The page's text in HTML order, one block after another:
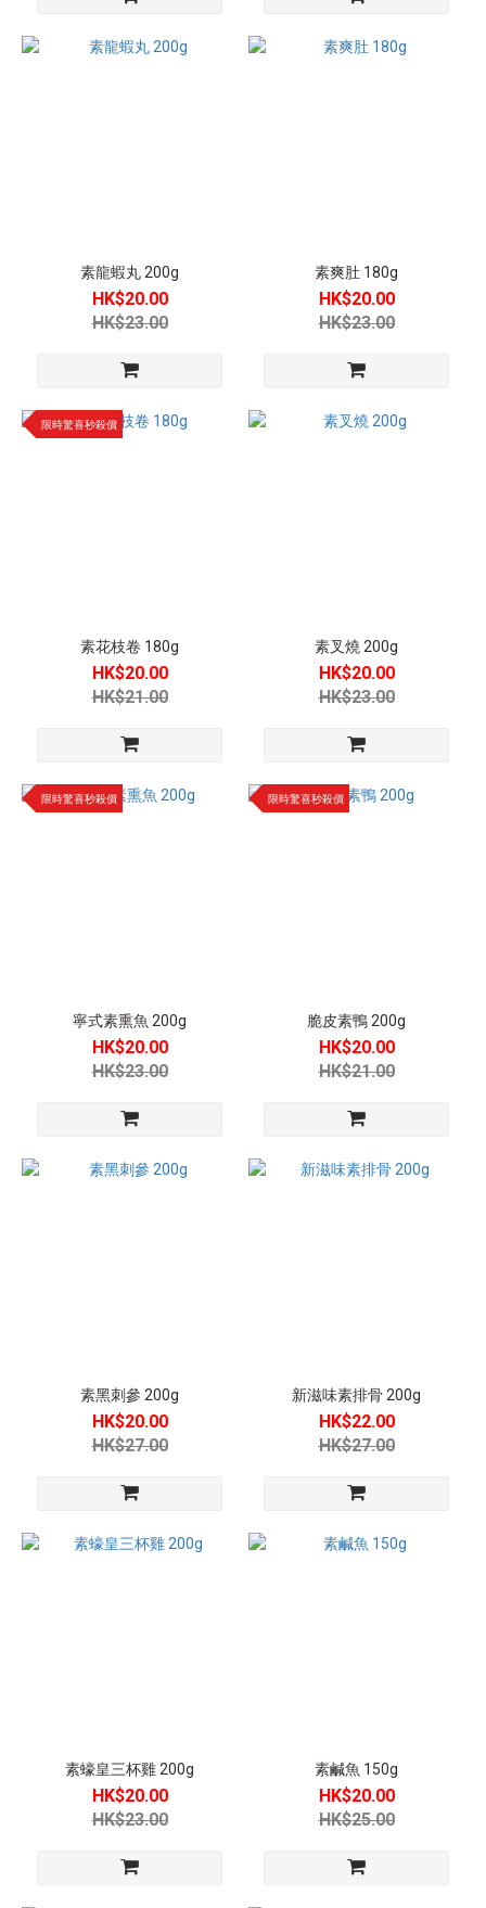
素龍蝦丸 200g
HK$20.00
HK$23.00
素爽肚 180g
HK$20.00
HK$23.00
限時驚喜秒殺價
素花枝卷 180g
HK$20.00
HK$21.00
素叉燒 200g
HK$20.00
HK$23.00
限時驚喜秒殺價
寧式素熏魚 200g
HK$20.00
HK$23.00
限時驚喜秒殺價
脆皮素鴨 200g
HK$20.00
HK$21.00
素黑刺參 200g
HK$20.00
HK$27.00
新滋味素排骨 200g
HK$22.00
HK$27.00
素蠔皇三杯雞 200g
HK$20.00
HK$23.00
素鹹魚 150g
HK$20.00
HK$25.00